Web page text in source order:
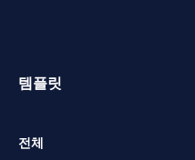
템플릿
전체